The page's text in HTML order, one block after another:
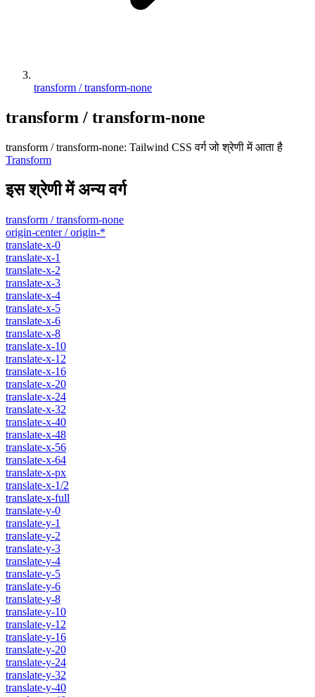
transform / transform-none
transform / transform-none
transform / transform-none: Tailwind CSS वर्ग जो श्रेणी में आता है
Transform
इस श्रेणी में अन्य वर्ग
transform / transform-none
origin-center / origin-*
translate-x-0
translate-x-1
translate-x-2
translate-x-3
translate-x-4
translate-x-5
translate-x-6
translate-x-8
translate-x-10
translate-x-12
translate-x-16
translate-x-20
translate-x-24
translate-x-32
translate-x-40
translate-x-48
translate-x-56
translate-x-64
translate-x-px
translate-x-1/2
translate-x-full
translate-y-0
translate-y-1
translate-y-2
translate-y-3
translate-y-4
translate-y-5
translate-y-6
translate-y-8
translate-y-10
translate-y-12
translate-y-16
translate-y-20
translate-y-24
translate-y-32
translate-y-40